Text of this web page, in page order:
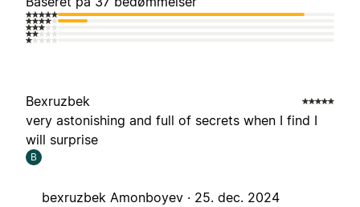
Bexruzbek
very astonishing and full of secrets when I find I
will surprise
B
bexruzbek Amonboyev · 25. dec. 2024